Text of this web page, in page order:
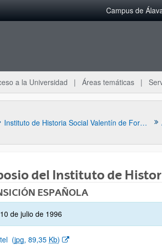
Campus de
a la Universidad Áreas temáticas
Instituto de Historia Social Valentín de Foronda
del Instituto de
ESPAÑOLA
de julio de 1996
una nueva ventana)
(jpg, 89,35 Kb)